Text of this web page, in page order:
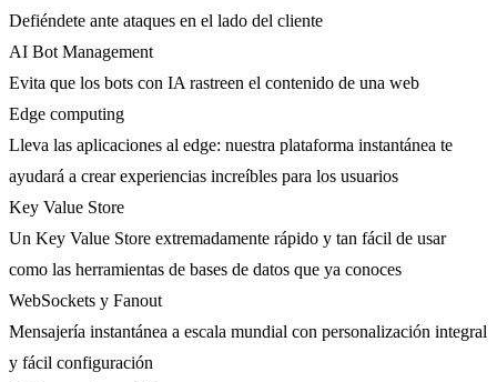
Defiéndete ante ataques en el lado del cliente
AI Bot Management
Evita que los bots con IA rastreen el contenido de una web
Edge computing
Lleva las aplicaciones al edge: nuestra plataforma instantánea te
ayudará a crear experiencias increíbles para los usuarios
Key Value Store
Un Key Value Store extremadamente rápido y tan fácil de usar
como las herramientas de bases de datos que ya conoces
WebSockets y Fanout
Mensajería instantánea a escala mundial con personalización integral
y fácil configuración